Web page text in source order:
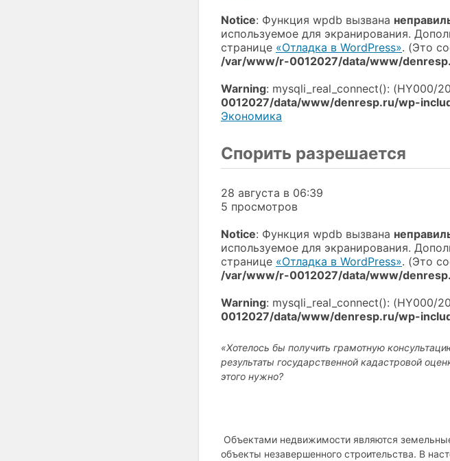
Notice: Функция wpdb вызвана
используемое для экранирования.
странице «Отладка в WordPress». (Это
/var/www/r-0012027/data/www/
Warning: mysqli_real_connect(): (HY000/
0012027/data/www/denresp.ru/wp-
Экономика
Спорить разрешается
28 августа в 06:39
5 просмотров
Notice: Функция wpdb вызвана
используемое для экранирования.
странице «Отладка в WordPress». (Это
/var/www/r-0012027/data/www/
Warning: mysqli_real_connect(): (HY000/
0012027/data/www/denresp.ru/wp-
«Хотелось бы получить грамотную
результаты государственной кадастровой
этого нужно?
Объектами недвижимости являются
объекты незавершенного строительства. В